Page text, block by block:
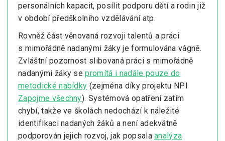
personálních kapacit, posílit podporu dětí a rodin již
v období předškolního vzdělávání atp.
Rovněž část věnovaná rozvoji talentů a práci
s mimořádně nadanými žáky je formulována vágně.
Zvláštní pozornost slibovaná práci s mimořádně
nadanými žáky sepromítá i nadále pouze do
metodické nabídky (zejména díky projektu NPI
Zapojme všechny). Systémová opatření zatím
chybí, takže ve školách nedochází k náležité
identifikaci nadaných žáků a není adekvátně
podporován jejich rozvoj, jak popsalaanalýza